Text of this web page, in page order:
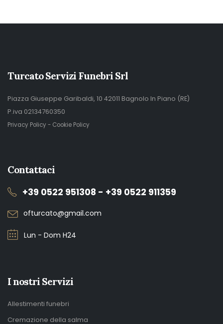
Turcato Servizi Funebri Srl
Piazza Giuseppe Garibaldi, 10 42011 Bagnolo In Piano (RE)
P.iva 02134760350
Privacy Policy- Cookie Policy
Contattaci
+39 0522 951308 - +39 0522 911359
ofturcato@gmail.com
Lun - Dom H24
I nostri Servizi
Allestimenti funebri
Cremazione della salma